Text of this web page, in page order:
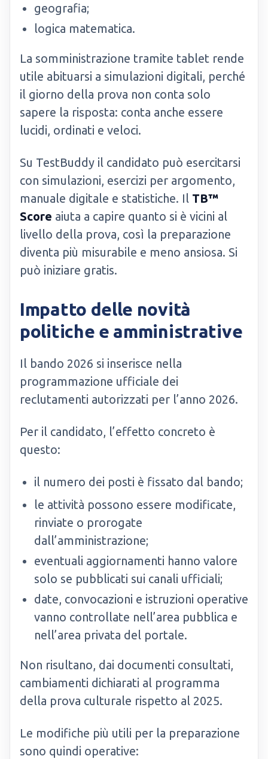
geografia;
logica matematica.
La somministrazione tramite tablet rende
utile abituarsi a simulazioni digitali, perché
il giorno della prova non conta solo
sapere la risposta: conta anche essere
lucidi, ordinati e veloci.
Su TestBuddy il candidato può esercitarsi
con simulazioni, esercizi per argomento,
manuale digitale e statistiche. Il TB™
Score aiuta a capire quanto si è vicini al
livello della prova, così la preparazione
diventa più misurabile e meno ansiosa. Si
può iniziare gratis.
Impatto delle novità
politiche e amministrative
Il bando 2026 si inserisce nella
programmazione ufficiale dei
reclutamenti autorizzati per l’anno 2026.
Per il candidato, l’effetto concreto è
questo:
il numero dei posti è fissato dal bando;
le attività possono essere modificate,
rinviate o prorogate
dall’amministrazione;
eventuali aggiornamenti hanno valore
solo se pubblicati sui canali ufficiali;
date, convocazioni e istruzioni operative
vanno controllate nell’area pubblica e
nell’area privata del portale.
Non risultano, dai documenti consultati,
cambiamenti dichiarati al programma
della prova culturale rispetto al 2025.
Le modifiche più utili per la preparazione
sono quindi operative: